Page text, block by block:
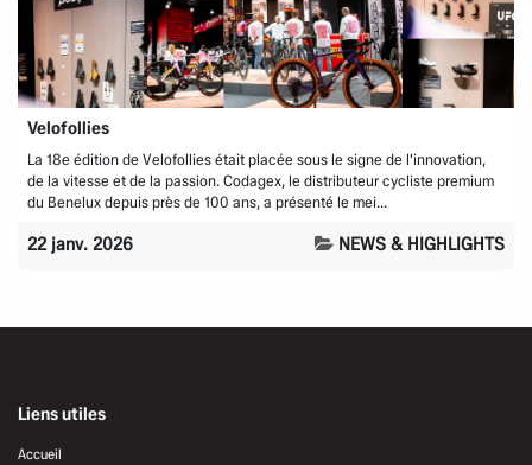
Velofollies
La 18e édition de Velofollies était placée sous le signe de l'innovation,
de la vitesse et de la passion. Codagex, le distributeur cycliste premium
du Benelux depuis près de 100 ans, a présenté le mei...
22 janv. 2026 NEWS & HIGHLIGHTS
Liens utiles
Accueil